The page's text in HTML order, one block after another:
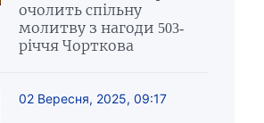
очолить спільну
молитву з нагоди 503-
річчя Чорткова
02 Вересня, 2025, 09:17